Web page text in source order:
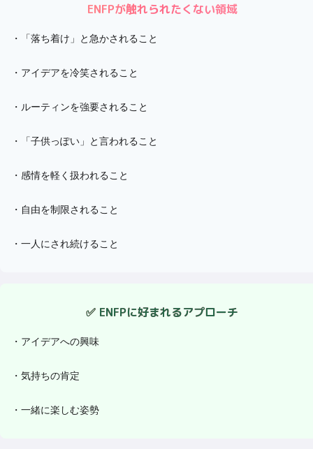
ENFPが触れられたくない領域
・ 「落ち着け」と急かされること
・ アイデアを冷笑されること
・ ルーティンを強要されること
・ 「子供っぽい」と言われること
・ 感情を軽く扱われること
・ 自由を制限されること
・ 一人にされ続けること
✅ ENFPに好まれるアプローチ
・ アイデアへの興味
・ 気持ちの肯定
・ 一緒に楽しむ姿勢